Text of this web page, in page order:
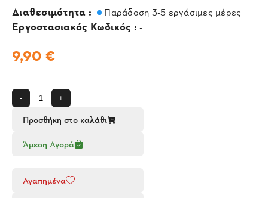
Διαθεσιμότητα : Παράδοση 3-5 εργάσιμες μέρες
Εργοστασιακός Κωδικός : -
9,90 €
- +
Προσθήκη στο καλάθι
Άμεση Αγορά
Αγαπημένα